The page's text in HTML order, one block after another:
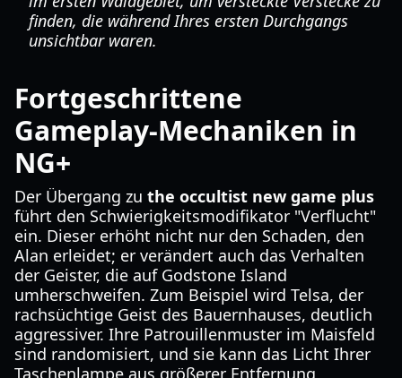
finden, die während Ihres ersten Durchgangs
unsichtbar waren.
Fortgeschrittene
Gameplay-Mechaniken in
NG+
Der Übergang zu the occultist new game plus
führt den Schwierigkeitsmodifikator "Verflucht"
ein. Dieser erhöht nicht nur den Schaden, den
Alan erleidet; er verändert auch das Verhalten
der Geister, die auf Godstone Island
umherschweifen. Zum Beispiel wird Telsa, der
rachsüchtige Geist des Bauernhauses, deutlich
aggressiver. Ihre Patrouillenmuster im Maisfeld
sind randomisiert, und sie kann das Licht Ihrer
Taschenlampe aus größerer Entfernung